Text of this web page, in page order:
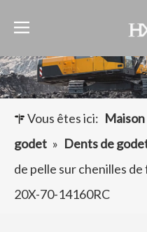
Vous êtes ici: Maison
godet » Dents de
de pelle sur chenilles
20X-70-14160RC